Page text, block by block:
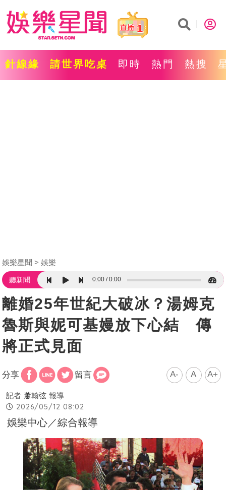
1
針線緣 請世界吃桌 即時 熱門 熱搜
娛樂星聞 娛樂
聽新聞 0:00 0:00
離婚25年世紀大破冰？湯姆克
魯斯與妮可基嫚放下心結 傳
將正式見面
分享 留言 A- A A+
記者 蕭翰弦 報導
2026/05/12 08:02
娛樂中心／綜合報導